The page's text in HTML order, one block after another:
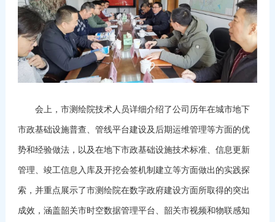
会上，市测绘院技术人员详细介绍了公司历年在城市地下
市政基础设施普查、管线平台建设及后期运维管理等方面的优
势和经验做法，以及在地下市政基础设施技术标准、信息更新
管理、竣工信息入库及开挖会签机制建立等方面做出的实践探
索，并重点展示了市测绘院在数字政府建设方面所取得的突出
成效，涵盖韶关市时空数据管理平台、韶关市视频和物联感知